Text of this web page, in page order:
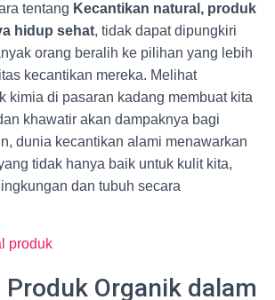
tentang Kecantikan natural, produk
hidup sehat, tidak dapat dipungkiri
orang beralih ke pilihan yang lebih
kecantikan mereka. Melihat
kimia di pasaran kadang membuat kita
khawatir akan dampaknya bagi
dunia kecantikan alami menawarkan
tidak hanya baik untuk kulit kita,
dan tubuh secara
produk
Produk Organik dalam